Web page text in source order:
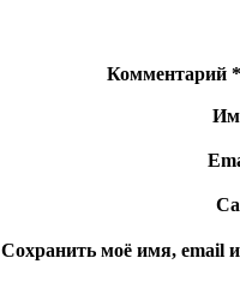
Комментарий *
Сохранить моё имя, email